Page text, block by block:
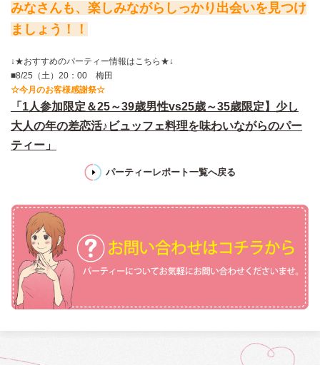
みなさんも、楽しみながらしっかり出会いを見つけ
ましょう！！
↓★おすすめのパーティー情報はこちら★↓
■8/25（土）20：00 梅田
☆今月のお客様感謝祭☆
「1人参加限定＆25～39歳男性vs25歳～35歳限定】少し
大人の年の差恋活♪ビュッフェ料理を味わいながらのパー
ティー」
パーティーレポート一覧へ戻る